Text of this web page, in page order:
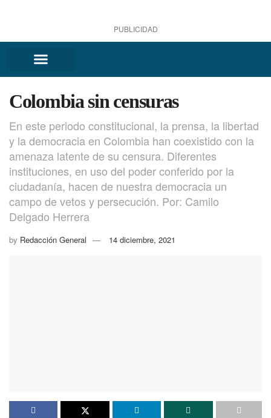
PUBLICIDAD
Colombia sin censuras
En este periodo constitucional, la prensa, la libertad
y la democracia en Colombia han coexistido con la
amenaza latente de su censura. Diferentes
instituciones, en uso del poder conferido por la
ciudadanía, hacen de nuestra democracia un
campo de vetos y persecución. Por: Camilo
Delgado Herrera
by Redacción General 14 diciembre, 2021